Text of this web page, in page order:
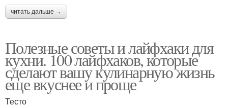
читать дальше →
Полезные советы и лайфхаки для
кухни. 100 лайфхаков, которые
сделают вашу кулинарную жизнь
еще вкуснее и проще
Тесто